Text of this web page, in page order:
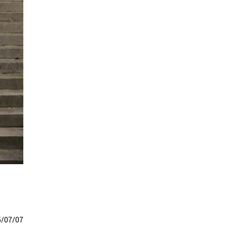
/07/07